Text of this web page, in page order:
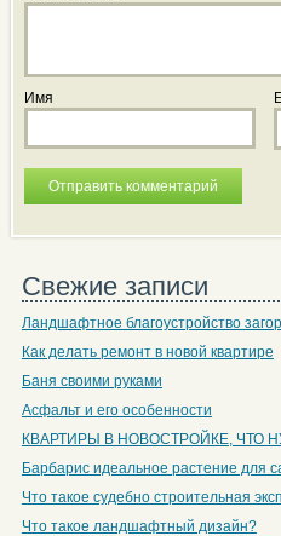
Имя
Свежие записи
Ландшафтное благоустройство
Как делать ремонт в новой квартире
Баня своими руками
Асфальт и его особенности
КВАРТИРЫ В НОВОСТРОЙКЕ, ЧТО
Барбарис идеальное растение для
Что такое судебно строительная
Что такое ландшафтный дизайн?